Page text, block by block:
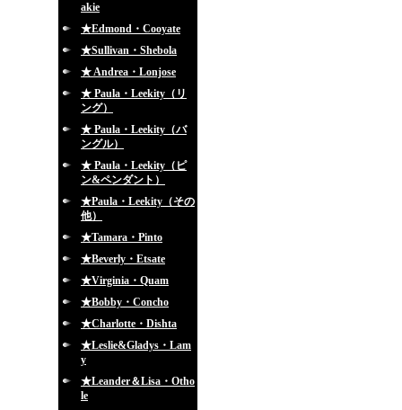
akie
★Edmond・Cooyate
★Sullivan・Shebola
★ Andrea・Lonjose
★ Paula・Leekity（リ
ング）
★ Paula・Leekity（バ
ングル）
★ Paula・Leekity（ピ
ン&ペンダント）
★Paula・Leekity（その
他）
★Tamara・Pinto
★Beverly・Etsate
★Virginia・Quam
★Bobby・Concho
★Charlotte・Dishta
★Leslie&Gladys・Lam
y
★Leander＆Lisa・Otho
le